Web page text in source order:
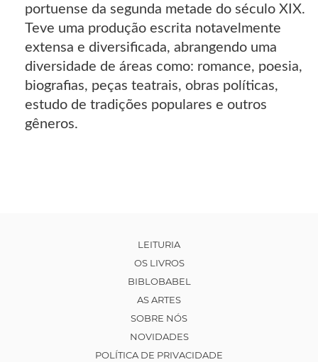
portuense da segunda metade do século XIX.
Teve uma produção escrita notavelmente
extensa e diversificada, abrangendo uma
diversidade de áreas como: romance, poesia,
biografias, peças teatrais, obras políticas,
estudo de tradições populares e outros
gêneros.
LEITURIA
OS LIVROS
BIBLOBABEL
AS ARTES
SOBRE NÓS
NOVIDADES
POLÍTICA DE PRIVACIDADE